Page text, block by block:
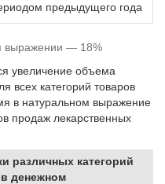
предыдущего года
выражении — 18%
увеличение объема
всех категорий товаров
в натуральном выражение
продаж лекарственных
различных категорий
денежном